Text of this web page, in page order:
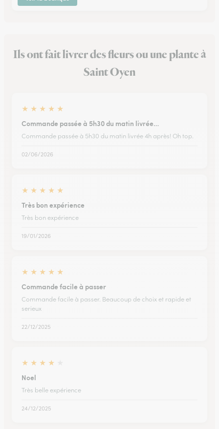
Ils ont fait livrer des fleurs ou une plante à
Saint Oyen
★ ★ ★ ★ ★
Commande passée à 5h30 du matin livrée…
Commande passée à 5h30 du matin livrée 4h après! Oh top.
02/06/2026
★ ★ ★ ★ ★
Très bon expérience
Très bon expérience
19/01/2026
★ ★ ★ ★ ★
Commande facile à passer
Commande facile à passer. Beaucoup de choix et rapide et
serieux
22/12/2025
★ ★ ★ ★
Noel
Très belle expérience
24/12/2025